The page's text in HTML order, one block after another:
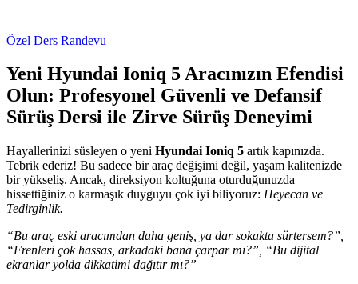
Özel Ders Randevu
Yeni Hyundai Ioniq 5 Aracınızın Efendisi
Olun: Profesyonel Güvenli ve Defansif
Sürüş Dersi ile Zirve Sürüş Deneyimi
Hayallerinizi süsleyen o yeni Hyundai Ioniq 5 artık kapınızda.
Tebrik ederiz! Bu sadece bir araç değişimi değil, yaşam kalitenizde
bir yükseliş. Ancak, direksiyon koltuğuna oturduğunuzda
hissettiğiniz o karmaşık duyguyu çok iyi biliyoruz: Heyecan ve
Tedirginlik.
“Bu araç eski aracımdan daha geniş, ya dar sokakta sürtersem?”,
“Frenleri çok hassas, arkadaki bana çarpar mı?”, “Bu dijital
ekranlar yolda dikkatimi dağıtır mı?”